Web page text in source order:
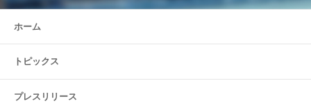
ホーム
トピックス
プレスリリース